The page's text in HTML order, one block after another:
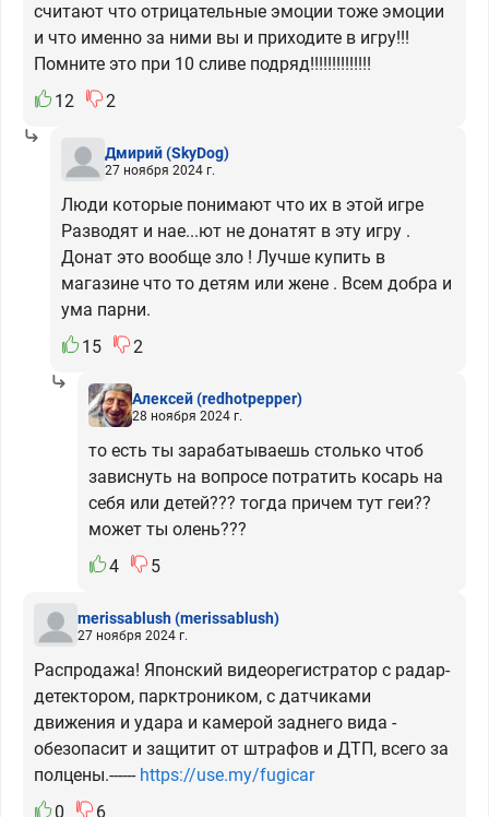
считают что отрицательные эмоции тоже эмоции
и что именно за ними вы и приходите в игру!!!
Помните это при 10 сливе подряд!!!!!!!!!!!!!!
12
2
Дмирий(SkyDog)
27 ноября 2024 г.
Люди которые понимают что их в этой игре
Разводят и нае...ют не донатят в эту игру .
Донат это вообще зло ! Лучше купить в
магазине что то детям или жене . Всем добра и
ума парни.
15
2
Алексей(redhotpepper)
28 ноября 2024 г.
то есть ты зарабатываешь столько чтоб
зависнуть на вопросе потратить косарь на
себя или детей??? тогда причем тут геи??
может ты олень???
4
5
merissablush(merissablush)
27 ноября 2024 г.
Распродажа! Японский видеорегистратор с радар-
детектором, парктроником, с датчиками
движения и удара и камерой заднего вида -
обезопасит и защитит от штрафов и ДТП, всего за
полцены.------ https://use.my/fugicar
0
6